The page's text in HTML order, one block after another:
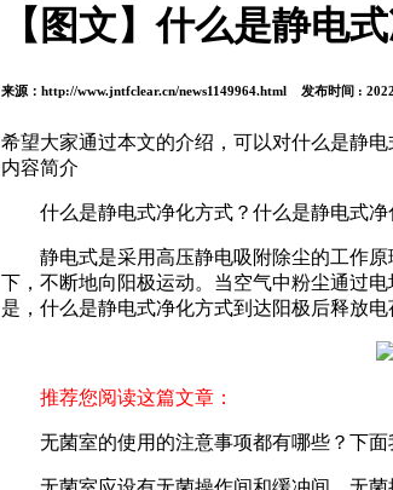
【图文】什么是静电
来源：http://www.jntfclear.cn/news1149964.html 发布时间 :
希望大家通过本文的介绍，可以对什么是静
内容简介
什么是静电式净化方式？什么是静电式净
静电式是采用高压静电吸附除尘的工作
下，不断地向阳极运动。当空气中粉尘通过
是，什么是静电式净化方式到达阳极后释放电
推荐您阅读这篇文章：
无菌室的使用的注意事项都有哪些？下面